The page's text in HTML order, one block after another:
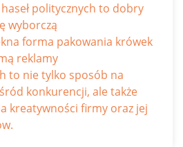
politycznych to dobry
wyborczą
forma pakowania krówek
reklamy
to nie tylko sposób na
konkurencji, ale także
kreatywności firmy oraz jej